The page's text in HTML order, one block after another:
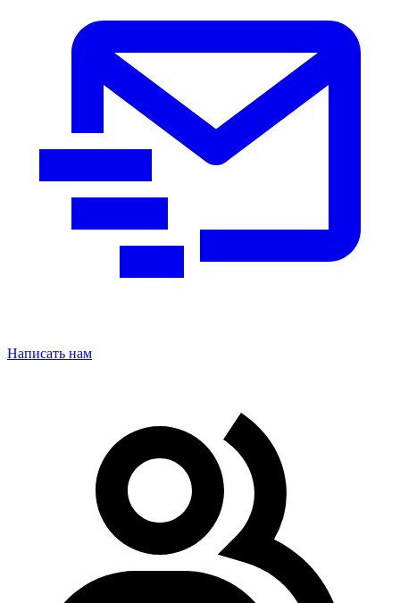
Написать нам